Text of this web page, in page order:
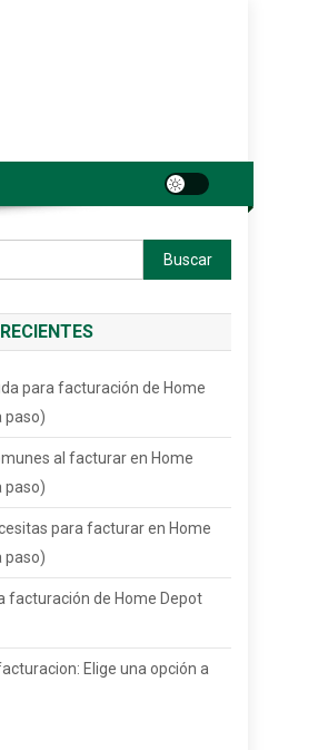
Buscar:
para facturación de Home
paso)
al facturar en Home
paso)
para facturar en Home
paso)
facturación de Home Depot
Elige una opción a